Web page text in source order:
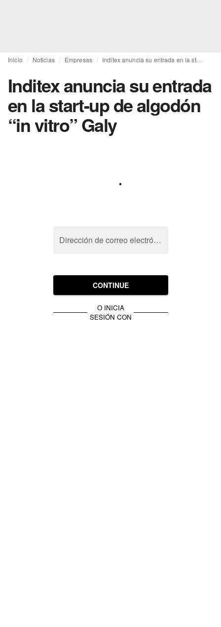
Inicio Noticias Empresas Inditex anuncia su entrada en la start-up de algodón “in vitro” Galy
Inditex anuncia su entrada
en la start-up de algodón
“in vitro” Galy
Dirección de correo electrónico
CONTINUE
O INICIA
SESIÓN CON